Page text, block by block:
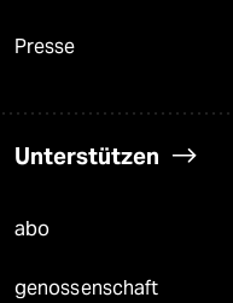
Presse
Unterstützen
abo
genossenschaft